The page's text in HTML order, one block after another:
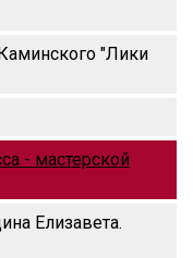
"Лики
- мастерской
Елизавета.